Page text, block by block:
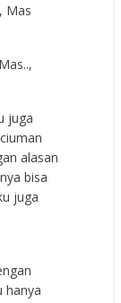
Mas
juga
alasan
bisa
juga
hanya